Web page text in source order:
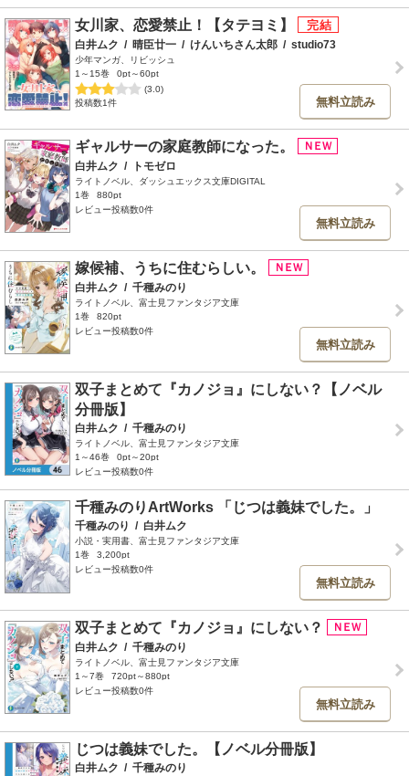
女川家、恋愛禁止！【タテヨミ】
白井ムク / 晴臣廿一 / けんいちさん太郎 / studio73
少年マンガ、リビッシュ
1～15巻
0pt～60pt
(3.0)
投稿数1件
無料立読み
ギャルサーの家庭教師になった。
白井ムク / トモゼロ
ライトノベル、ダッシュエックス文庫DIGITAL
1巻
880pt
レビュー投稿数0件
無料立読み
嫁候補、うちに住むらしい。
白井ムク / 千種みのり
ライトノベル、富士見ファンタジア文庫
1巻
820pt
レビュー投稿数0件
無料立読み
双子まとめて『カノジョ』にしない？【ノベル
分冊版】
白井ムク / 千種みのり
ライトノベル、富士見ファンタジア文庫
1～46巻
0pt～20pt
レビュー投稿数0件
千種みのりArtWorks 「じつは義妹でした。」
千種みのり / 白井ムク
小説・実用書、富士見ファンタジア文庫
1巻
3,200pt
レビュー投稿数0件
無料立読み
双子まとめて『カノジョ』にしない？
白井ムク / 千種みのり
ライトノベル、富士見ファンタジア文庫
1～7巻
720pt～880pt
レビュー投稿数0件
無料立読み
じつは義妹でした。【ノベル分冊版】
白井ムク / 千種みのり